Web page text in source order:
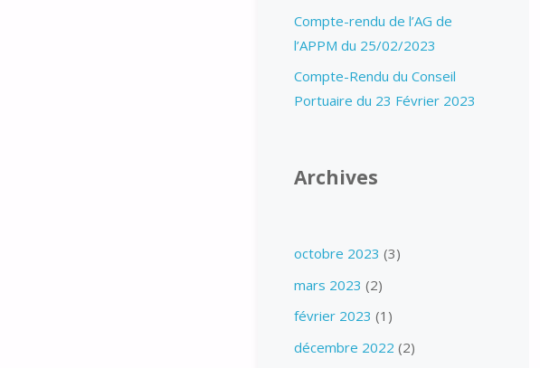
Compte-rendu de l’AG de
l’APPM du 25/02/2023
Compte-Rendu du Conseil
Portuaire du 23 Février 2023
Archives
octobre 2023 (3)
mars 2023 (2)
février 2023 (1)
décembre 2022 (2)